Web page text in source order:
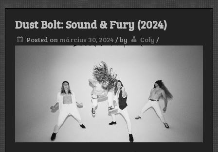
Dust Bolt: Sound & Fury (2024)
Posted on március 30, 2024 /by Coly /